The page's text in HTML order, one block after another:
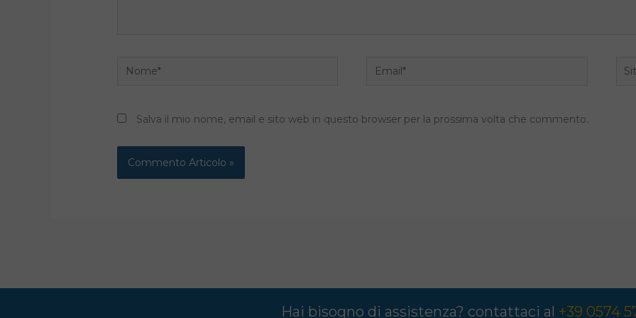
Nome* Email*
Sito
Salva il mio nome, email e sito web in questo browser per la prossima volta che commento.
Hai bisogno di assistenza? contattaci al +39 0574